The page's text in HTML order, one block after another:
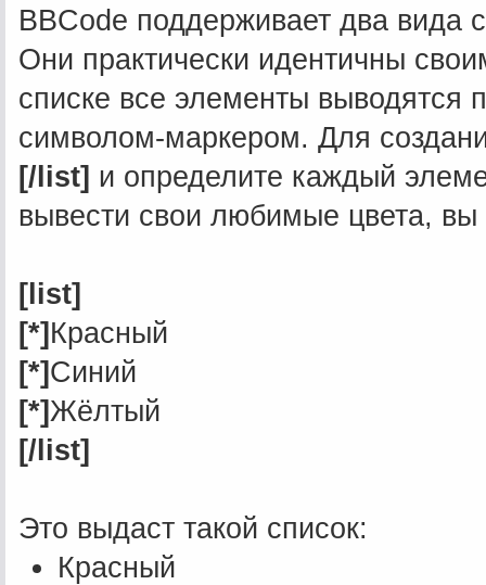
BBCode поддерживает два вида
Они практически идентичны
списке все элементы выводятся
символом-маркером. Для
[/list] и определите каждый
вывести свои любимые цвета, вы
[list]
[*]Красный
[*]Синий
[*]Жёлтый
[/list]
Это выдаст такой список:
Красный